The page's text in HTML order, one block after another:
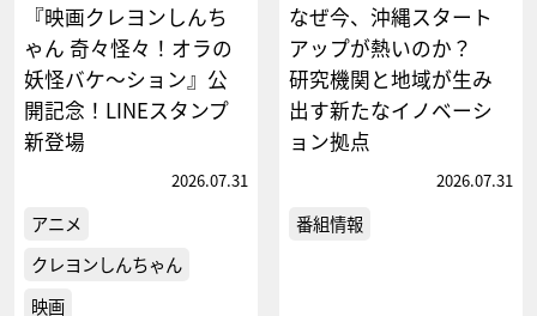
『映画クレヨンしんち
ゃん 奇々怪々！オラの
妖怪バケ～ション』公
開記念！LINEスタンプ
新登場
2026.07.31
アニメ
クレヨンしんちゃん
映画
なぜ今、沖縄スタート
アップが熱いのか？
研究機関と地域が生み
出す新たなイノベーシ
ョン拠点
2026.07.31
番組情報